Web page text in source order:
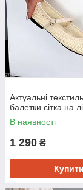
Актуальні
балетки сітка на
В наявності
1 290 ₴
Купити